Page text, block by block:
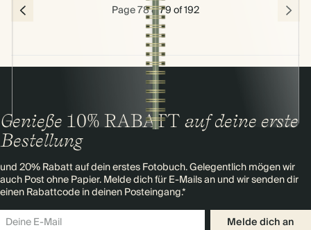
Page 78 & 79 of 192
Genieße 10% RABATT auf deine erste
Bestellung
und 20% Rabatt auf dein erstes Fotobuch. Gelegentlich mögen wir
auch Post ohne Papier. Melde dich für E-Mails an und wir senden dir
einen Rabattcode in deinen Posteingang.*
Melde dich an